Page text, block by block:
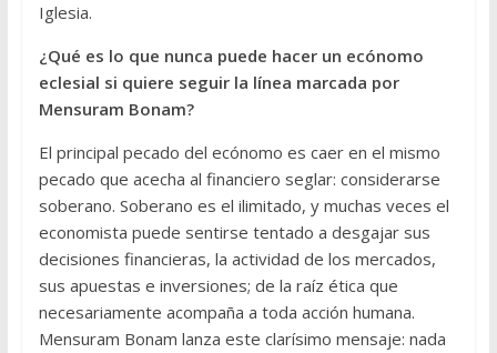
Iglesia.
¿Qué es lo que nunca puede hacer un ecónomo
eclesial si quiere seguir la línea marcada por
Mensuram Bonam?
El principal pecado del ecónomo es caer en el mismo
pecado que acecha al financiero seglar: considerarse
soberano. Soberano es el ilimitado, y muchas veces el
economista puede sentirse tentado a desgajar sus
decisiones financieras, la actividad de los mercados,
sus apuestas e inversiones; de la raíz ética que
necesariamente acompaña a toda acción humana.
Mensuram Bonam lanza este clarísimo mensaje: nada